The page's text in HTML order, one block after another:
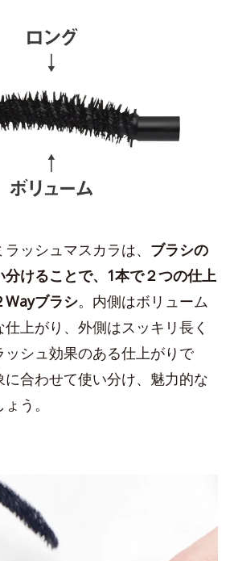
ッシュマスカラは、 ブラシの
分けることで、1本で２つの仕上
Wayブラシ。内側はボリューム
上がり、外側はスッキリ長く
ッシュ効果のある仕上がりで
合わせて使い分け、魅力的な
う。